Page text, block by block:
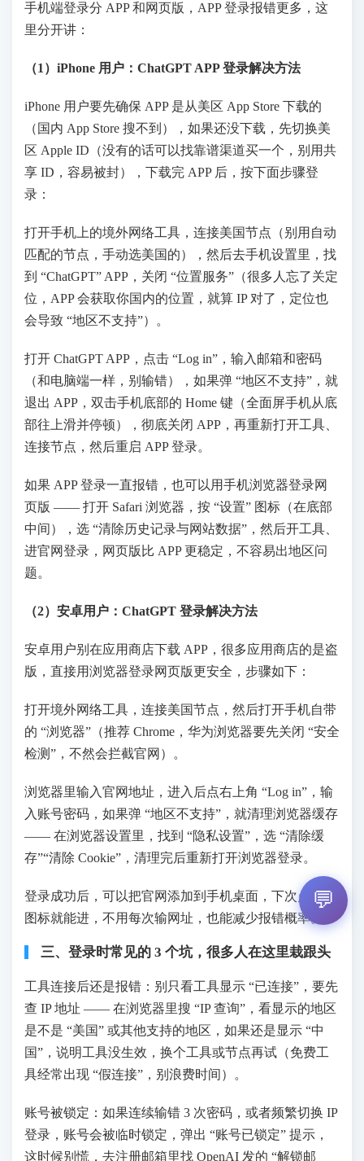
手机端登录分 APP 和网页版，APP 登录报错更多，这
里分开讲：
（1）iPhone 用户：ChatGPT APP 登录解决方法
iPhone 用户要先确保 APP 是从美区 App Store 下载的
（国内 App Store 搜不到），如果还没下载，先切换美
区 Apple ID（没有的话可以找靠谱渠道买一个，别用共
享 ID，容易被封），下载完 APP 后，按下面步骤登
录：
打开手机上的境外网络工具，连接美国节点（别用自动
匹配的节点，手动选美国的），然后去手机设置里，找
到 “ChatGPT” APP，关闭 “位置服务”（很多人忘了关定
位，APP 会获取你国内的位置，就算 IP 对了，定位也
会导致 “地区不支持”）。
打开 ChatGPT APP，点击 “Log in”，输入邮箱和密码
（和电脑端一样，别输错），如果弹 “地区不支持”，就
退出 APP，双击手机底部的 Home 键（全面屏手机从底
部往上滑并停顿），彻底关闭 APP，再重新打开工具、
连接节点，然后重启 APP 登录。
如果 APP 登录一直报错，也可以用手机浏览器登录网
页版 —— 打开 Safari 浏览器，按 “设置” 图标（在底部
中间），选 “清除历史记录与网站数据”，然后开工具、
进官网登录，网页版比 APP 更稳定，不容易出地区问
题。
（2）安卓用户：ChatGPT 登录解决方法
安卓用户别在应用商店下载 APP，很多应用商店的是盗
版，直接用浏览器登录网页版更安全，步骤如下：
打开境外网络工具，连接美国节点，然后打开手机自带
的 “浏览器”（推荐 Chrome，华为浏览器要先关闭 “安全
检测”，不然会拦截官网）。
浏览器里输入官网地址，进入后点右上角 “Log in”，输
入账号密码，如果弹 “地区不支持”，就清理浏览器缓存
—— 在浏览器设置里，找到 “隐私设置”，选 “清除缓
存”“清除 Cookie”，清理完后重新打开浏览器登录。
登录成功后，可以把官网添加到手机桌面，下次点桌面
图标就能进，不用每次输网址，也能减少报错概率。
三、登录时常见的 3 个坑，很多人在这里栽跟头
工具连接后还是报错：别只看工具显示 “已连接”，要先
查 IP 地址 —— 在浏览器里搜 “IP 查询”，看显示的地区
是不是 “美国” 或其他支持的地区，如果还是显示 “中
国”，说明工具没生效，换个工具或节点再试（免费工
具经常出现 “假连接”，别浪费时间）。
账号被锁定：如果连续输错 3 次密码，或者频繁切换 IP
登录，账号会被临时锁定，弹出 “账号已锁定” 提示，
这时候别慌，去注册邮箱里找 OpenAI 发的 “解锁邮
💬